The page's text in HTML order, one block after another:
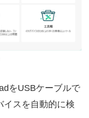
をUSBケーブルで
イスを自動的に検